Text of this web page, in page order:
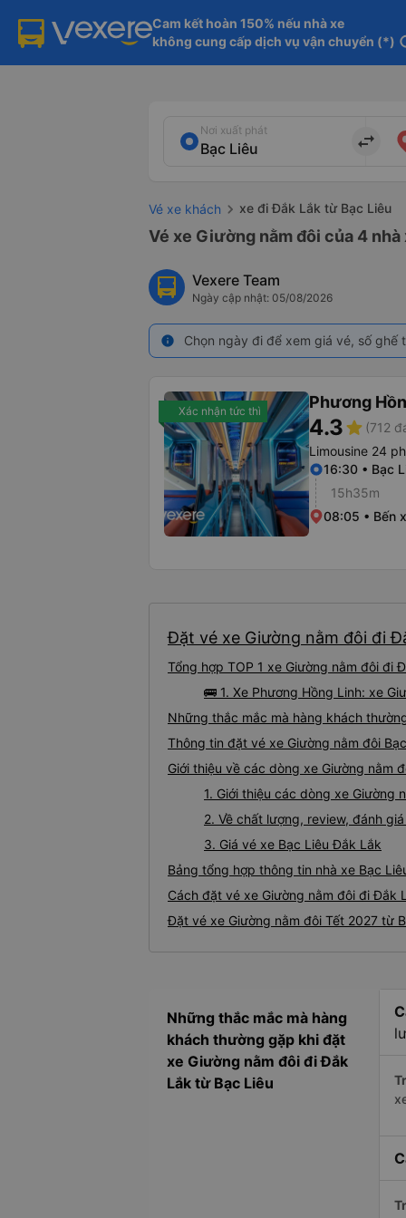
Cam kết hoàn 150% nếu nhà xe
không cung cấp dịch vụ vận chuyển (*)
Nơi xuất phát
import_export
Vé xe khách xe đi Đắk Lắk từ Bạc Liêu
Vé xe Giường nằm đôi của 4
Vexere Team
Ngày cập nhật: 05/08/2026
info Chọn ngày đi để xem giá vé, số
Xác nhận tức thì Phương
4.3star (712
Limousine 24
16:30 • Bạc
15h35m
08:05 • Bến
Đặt vé xe Giường nằm đôi đi
Tổng hợp TOP 1 xe Giường nằm đôi đi
🚌 1. Xe Phương Hồng Linh: xe
Những thắc mắc mà hàng khách
Thông tin đặt vé xe Giường nằm đôi
Giới thiệu về các dòng xe Giường nằm
1. Giới thiệu các dòng xe Giường
2. Về chất lượng, review, đánh
3. Giá vé xe Bạc Liêu Đắk Lắk
Bảng tổng hợp thông tin nhà xe Bạc
Cách đặt vé xe Giường nằm đôi đi Đắk
Đặt vé xe Giường nằm đôi Tết 2027 từ
Những thắc mắc mà hàng
khách thường gặp khi đặt
xe Giường nằm đôi đi Đắk
Lắk từ Bạc Liêu